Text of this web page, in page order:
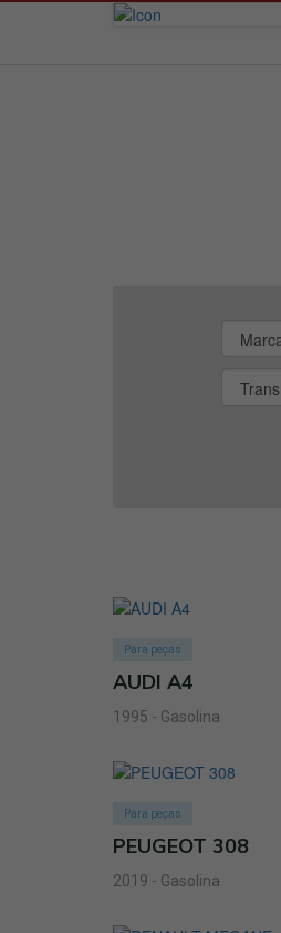
Para peças
AUDI A4
1995 - Gasolina
Para peças
PEUGEOT 308
2019 - Gasolina